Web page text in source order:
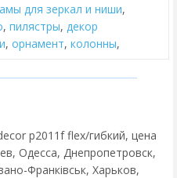
для зеркал и ниши,
, пилястры, декор
, орнамент, колонны,
p2011f flex/гибкий, цена
Одесса, Днепропетровск,
Франківськ, Харьков,